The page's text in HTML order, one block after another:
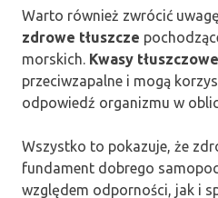
Warto również zwrócić
zdrowe tłuszcze
morskich. Kwasy
przeciwzapalne i mogą
odpowiedź organizmu w
Wszystko to pokazuje, że
fundament dobrego
względem odporności, jak i